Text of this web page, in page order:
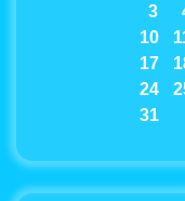
3
10
17
24
31